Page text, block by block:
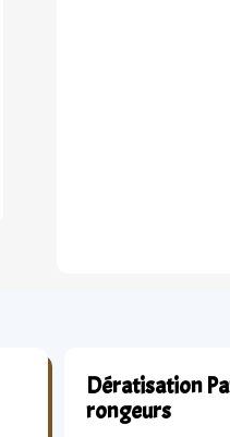
Dératisation
rongeurs